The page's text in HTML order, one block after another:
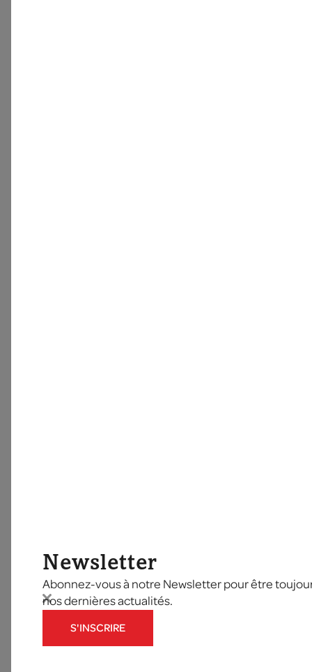
Newsletter
Abonnez-vous à notre Newsletter pour être
nos dernières actualités.
S'INSCRIRE